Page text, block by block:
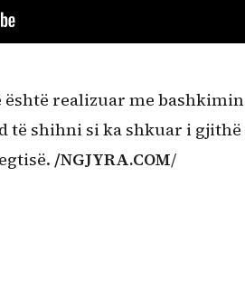
realizuar me
të shihni si ka shkuar i
/NGJYRA.COM/